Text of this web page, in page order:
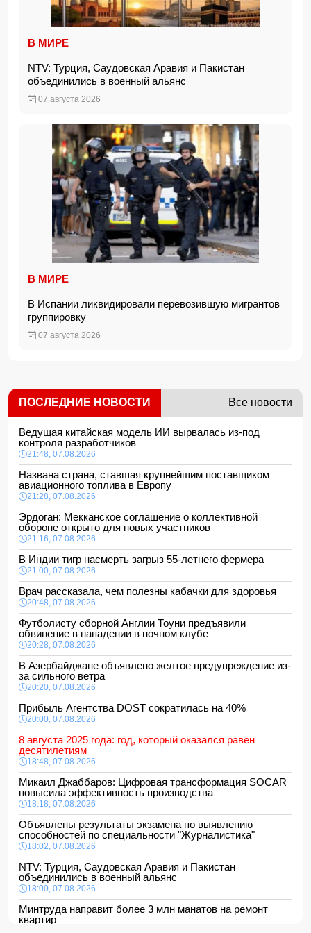
В МИРЕ
NTV: Турция, Саудовская Аравия и Пакистан
объединились в военный альянс
07 августа 2026
В МИРЕ
В Испании ликвидировали перевозившую мигрантов
группировку
07 августа 2026
ПОСЛЕДНИЕ НОВОСТИ Все новости
Ведущая китайская модель ИИ вырвалась из-под
контроля разработчиков
21:48, 07.08.2026
Названа страна, ставшая крупнейшим поставщиком
авиационного топлива в Европу
21:28, 07.08.2026
Эрдоган: Мекканское соглашение о коллективной
обороне открыто для новых участников
21:16, 07.08.2026
В Индии тигр насмерть загрыз 55-летнего фермера
21:00, 07.08.2026
Врач рассказала, чем полезны кабачки для здоровья
20:48, 07.08.2026
Футболисту сборной Англии Тоуни предъявили
обвинение в нападении в ночном клубе
20:28, 07.08.2026
В Азербайджане объявлено желтое предупреждение из-
за сильного ветра
20:20, 07.08.2026
Прибыль Агентства DOST сократилась на 40%
20:00, 07.08.2026
8 августа 2025 года: год, который оказался равен
десятилетиям
18:48, 07.08.2026
Микаил Джаббаров: Цифровая трансформация SOCAR
повысила эффективность производства
18:18, 07.08.2026
Объявлены результаты экзамена по выявлению
способностей по специальности "Журналистика"
18:02, 07.08.2026
NTV: Турция, Саудовская Аравия и Пакистан
объединились в военный альянс
18:00, 07.08.2026
Минтруда направит более 3 млн манатов на ремонт
квартир